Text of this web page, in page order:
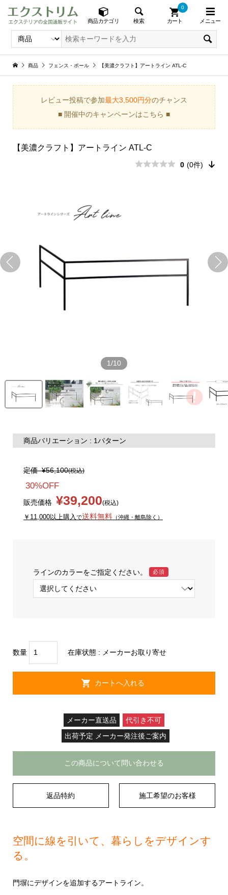
商品カテゴリ 検索 カート
0
メニュー
商品 フェンス・ポール 【美濃クラフト】アートライン ATL-C
レビュー投稿で参加最大3,500円分のチャンス
■ 開催中のキャンペーンはこちら ■
【美濃クラフト】アートライン ATL-C
0 (0件)
1/10
商品バリエーション : 1パターン
定価¥56,100(税込)
30%OFF
販売価格 ¥39,200(税込)
￥11,000以上購入 で送料無料（沖縄・離島除く）
ラインのカラーをご指定ください。 必須
数量 在庫状態 : メーカーお取り寄せ
メーカー直送品
代引き不可
出荷予定 メーカー発注後ご案内
この商品について問い合わせる
返品特約 施工希望のお客様
空間に線を引いて、暮らしをデザインす
る。
門塀にデザインを追加するアートライン。